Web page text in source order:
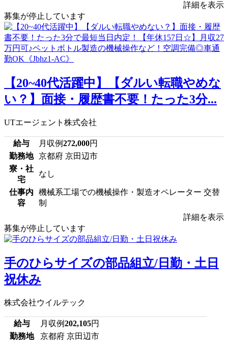
詳細を表示
募集が停止しています
【20~40代活躍中】【ダルい転職やめな
い？】面接・履歴書不要！たった3分...
UTエージェント株式会社
給与 月収例272,000円
勤務地
京都府 京田辺市
寮・社
宅
なし
仕事内
容
機械系工場での機械操作・製造オペレーター 交替
制
詳細を表示
募集が停止しています
手のひらサイズの部品組立/日勤・土日
祝休み
株式会社ウイルテック
給与 月収例202,105円
勤務地
京都府 京田辺市